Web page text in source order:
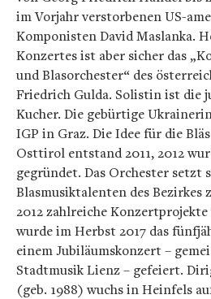
im Vorjahr verstorbenen US-
Komponisten David Maslanka.
Konzertes ist aber sicher das
und Blasorchester“ des
Friedrich Gulda. Solistin ist die
Kucher. Die gebürtige
IGP in Graz. Die Idee für die
Osttirol entstand 2011, 2012
gegründet. Das Orchester setzt
Blasmusiktalenten des Bezirkes
2012 zahlreiche
wurde im Herbst 2017 das
einem Jubiläumskonzert –
Stadtmusik Lienz – gefeiert.
(geb. 1988) wuchs in Heinfels